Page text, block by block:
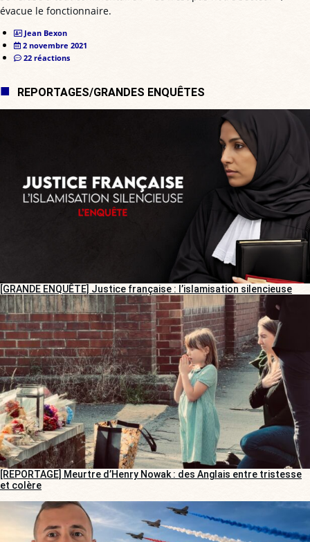
évacue le fonctionnaire.
Jean Bexon
2 novembre 2021
22 réactions
REPORTAGES/GRANDES ENQUÊTES
[GRANDE ENQUÊTE] Justice française : l’islamisation silencieuse
[REPORTAGE] Meurtre d’Henry Nowak : des Anglais entre tristesse
et colère